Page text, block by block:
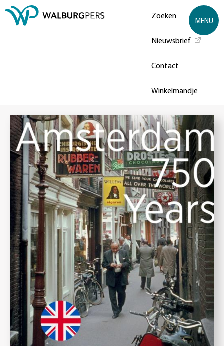
Zoeken
Nieuwsbrief
Contact
Winkelmandje
MENU